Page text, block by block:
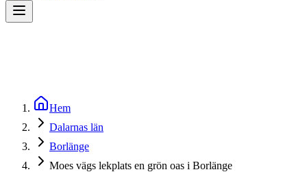
Hem
Dalarnas län
Borlänge
Moes vägs lekplats en grön oas i Borlänge